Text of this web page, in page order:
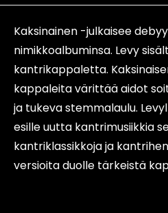
Kaksinainen -julkaisee
nimikkoalbuminsa. Levy
kantrikappaletta.
kappaleita värittää aidot
ja tukeva stemmalaulu.
esille uutta kantrimusiikkia
kantriklassikkoja ja
versioita duolle tärkeistä